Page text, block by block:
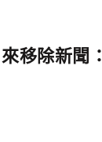
移除新聞：